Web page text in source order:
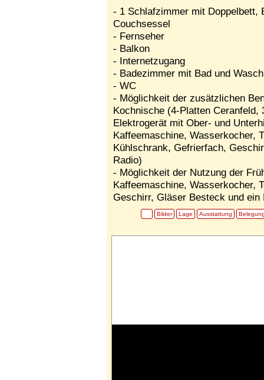
- 1 Schlafzimmer mit Doppelbett,
Couchsessel
- Fernseher
- Balkon
- Internetzugang
- Badezimmer mit Bad und
- WC
- Möglichkeit der zusätzlichen
Kochnische (4-Platten
Elektrogerät mit Ober- und
Kaffeemaschine, Wasserkocher,
Kühlschrank, Gefrierfach,
Radio)
- Möglichkeit der Nutzung der
Kaffeemaschine, Wasserkocher,
Geschirr, Gläser Besteck und
Bilder Lage Ausstattung